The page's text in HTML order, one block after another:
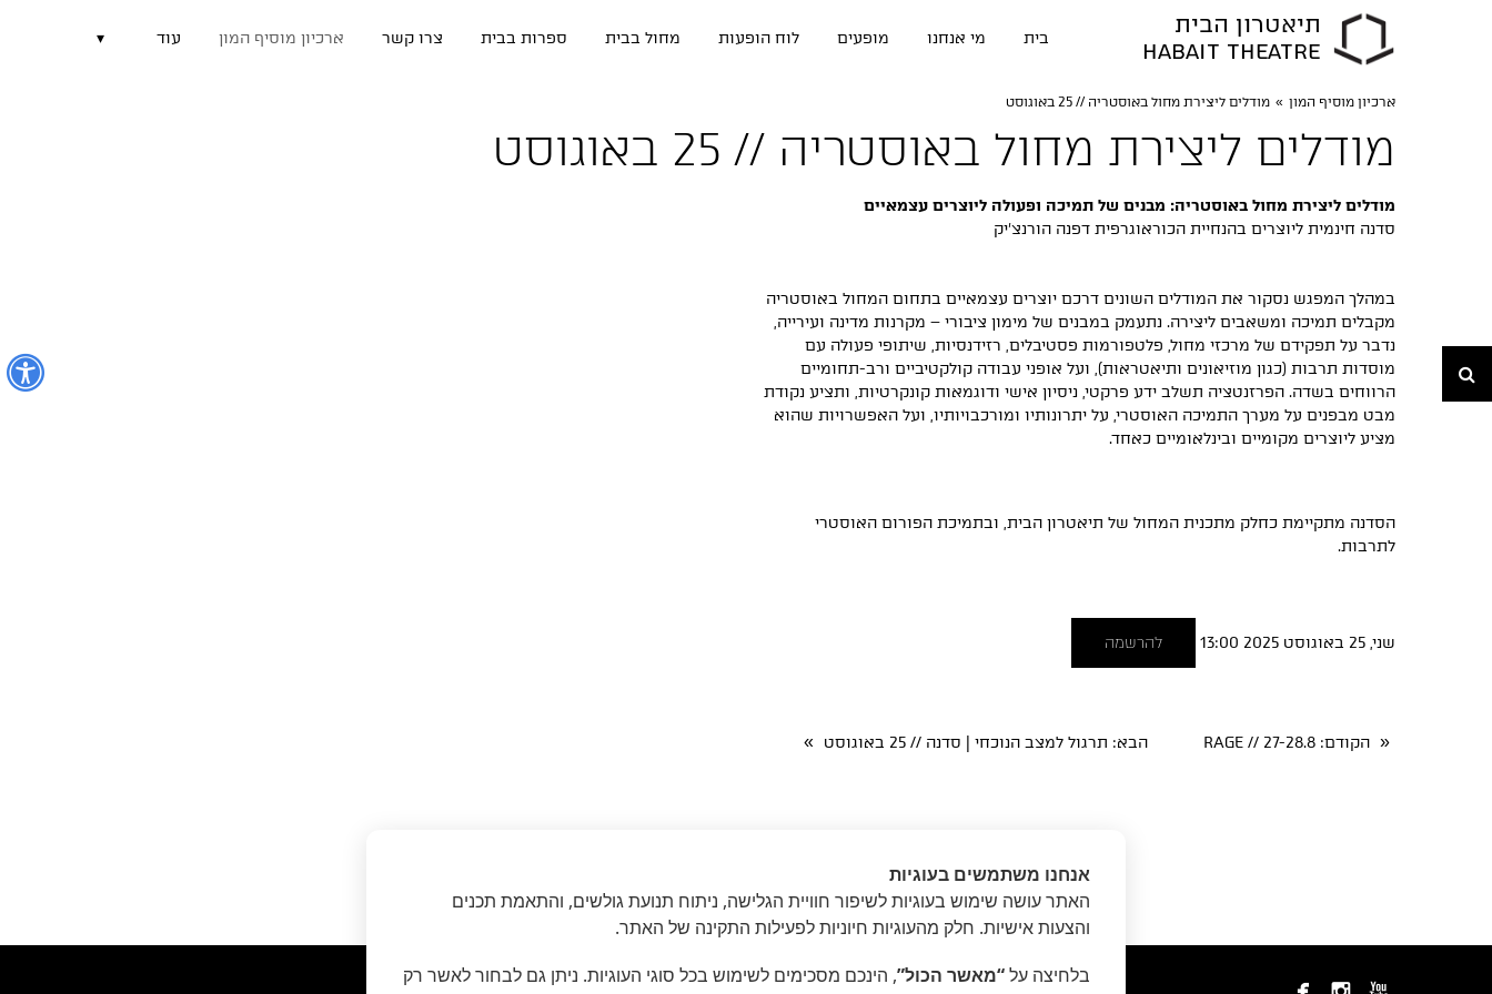
תיאטרון הבית
HABAIT THEATRE
בית מי אנחנו מופעים לוח הופעות מחול בבית ספרות בבית צרו קשר ארכיון מוסיף המון עוד ▾
ארכיון מוסיף המון » מודלים ליצירת מחול באוסטריה // 25 באוגוסט
מודלים ליצירת מחול באוסטריה // 25 באוגוסט
מודלים ליצירת מחול באוסטריה: מבנים של תמיכה ופעולה ליוצרים עצמאיים
סדנה חינמית ליוצרים בהנחיית הכוראוגרפית דפנה הורנצ'יק
במהלך המפגש נסקור את המודלים השונים דרכם יוצרים עצמאיים בתחום המחול באוסטריה
מקבלים תמיכה ומשאבים ליצירה. נתעמק במבנים של מימון ציבורי – מקרנות מדינה ועירייה,
נדבר על תפקידם של מרכזי מחול, פלטפורמות פסטיבלים, רזידנסיות, שיתופי פעולה עם
מוסדות תרבות (כגון מוזיאונים ותיאטראות), ועל אופני עבודה קולקטיביים ורב-תחומיים
הרווחים בשדה. הפרזנטציה תשלב ידע פרקטי, ניסיון אישי ודוגמאות קונקרטיות, ותציע נקודת
מבט מבפנים על מערך התמיכה האוסטרי, על יתרונותיו ומורכבויותיו, ועל האפשרויות שהוא
מציע ליוצרים מקומיים ובינלאומיים כאחד.
הסדנה מתקיימת כחלק מתכנית המחול של תיאטרון הבית, ובתמיכת הפורום האוסטרי
לתרבות.
שני, 25 באוגוסט 2025 13:00 להרשמה
« הקודם: RAGE // 27-28.8 הבא: תרגול למצב הנוכחי | סדנה // 25 באוגוסט »
אנחנו משתמשים בעוגיות
האתר עושה שימוש בעוגיות לשיפור חוויית הגלישה, ניתוח תנועת גולשים, והתאמת תכנים
והצעות אישיות. חלק מהעוגיות חיוניות לפעילות התקינה של האתר.
בלחיצה על“מאשר הכול”, הינכם מסכימים לשימוש בכל סוגי העוגיות. ניתן גם לבחור לאשר רק